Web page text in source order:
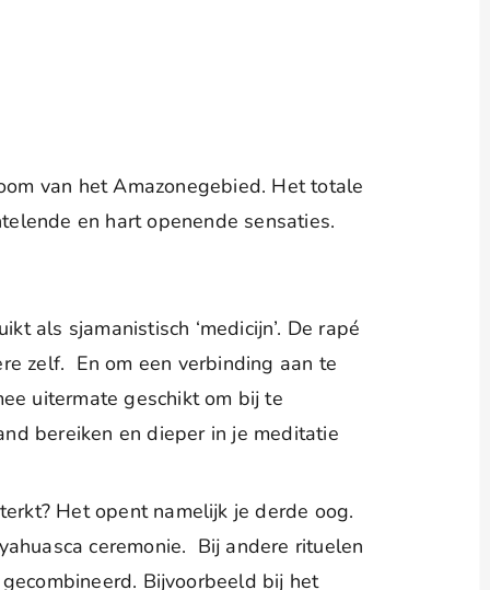
van het Amazonegebied. Het totale
en hart openende sensaties.
als sjamanistisch ‘medicijn’. De rapé
zelf. En om een verbinding aan te
uitermate geschikt om bij te
bereiken en dieper in je meditatie
Het opent namelijk je derde oog.
ceremonie. Bij andere rituelen
Bijvoorbeeld bij het